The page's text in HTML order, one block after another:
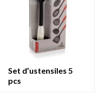
set d’ustensiles 5
pcs